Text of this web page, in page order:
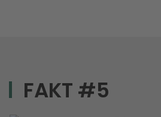
FAKT #5